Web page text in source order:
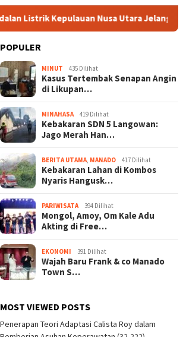
Kepulauan Nusa Utara Jelang HUT ke-81 RI
POPULER
MINUT 435 Dilihat
Kasus Tertembak Senapan Angin
di Likupan…
MINAHASA 419 Dilihat
Kebakaran SDN 5 Langowan:
Jago Merah Han…
BERITA UTAMA, MANADO 417 Dilihat
Kebakaran Lahan di Kombos
Nyaris Hangusk…
PARIWISATA 394 Dilihat
Mongol, Amoy, Om Kale Adu
Akting di Free…
EKONOMI 391 Dilihat
Wajah Baru Frank & co Manado
Town S…
MOST VIEWED POSTS
Penerapan Teori Adaptasi Calista Roy dalam